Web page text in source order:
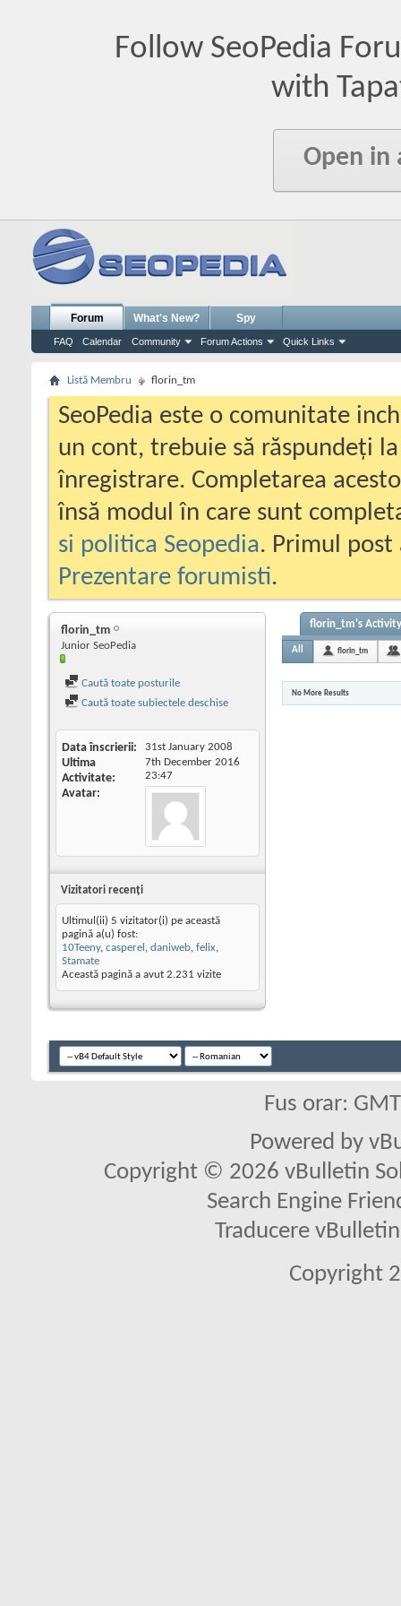
Follow SeoPedia
with
Open in
Forum
FAQ Calendar Community Forum Actions Quick Links
What's New? Spy
Listă Membru florin_tm
SeoPedia este o comunitate
un cont, trebuie să răspundeți
înregistrare. Completarea
însă modul în care sunt
si politica Seopedia. Primul
Prezentare forumisti.
florin_tm
Junior SeoPedia
Caută toate posturile
Caută toate subiectele deschise
Data înscrierii 31st January 2008
Ultima
Activitate
7th December 2016
23:47
Avatar
Vizitatori recenţi
Ultimul(ii) 5 vizitator(i) pe această
pagină a(u) fost:
10Teeny, casperel , daniweb, felix,
Stamate
Această pagină a avut 2.231 vizite
florin_tm's Activity
All florin_tm
No More Results
Fus orar:
Powered by
Copyright © 2026 vBulletin
Search Engine
Traducere
Copyright